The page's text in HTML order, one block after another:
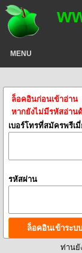
MENU
ล็อคอินก่อนเข้าอ่าน
หากยังไม่มีรหัสอ่าน
เบอร์โทรที่สมัครพรีเ
รหัสผ่าน
ท่านยั